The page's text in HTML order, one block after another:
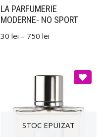
LA PARFUMERIE
MODERNE- NO SPORT
30 lei – 750 lei